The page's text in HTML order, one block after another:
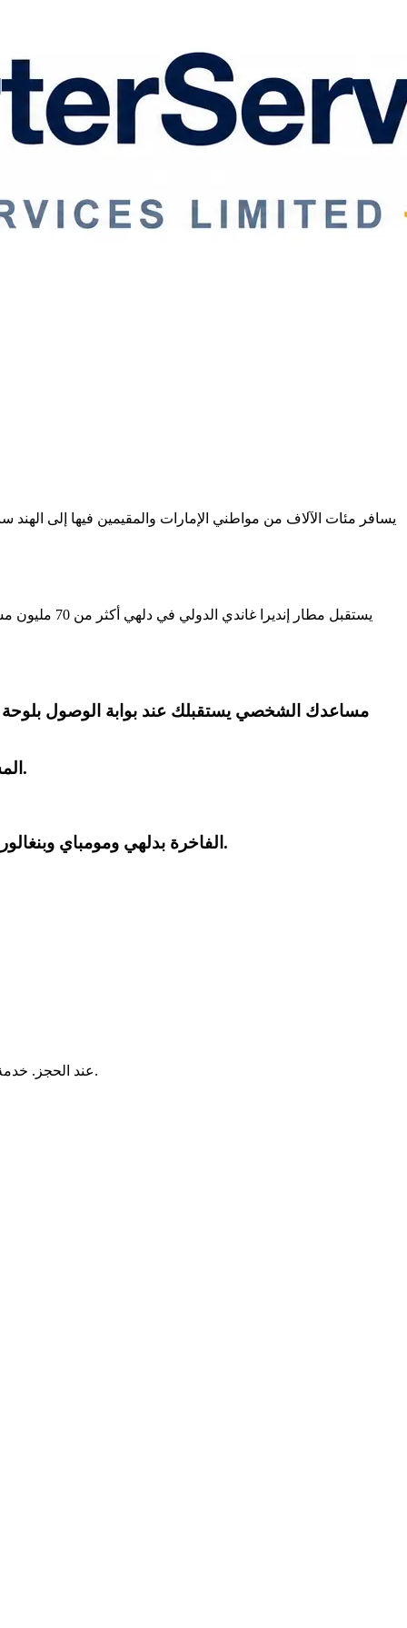
يسافر مئات الآلاف من مواطني الإمارات والمقيمين فيها إلى
المسار السريع للهجرة أولوية في طوابير جوازات السفر. وفّر ساعة كاملة من الانتظار بعد رحلة طويلة من دبي أو أبوظبي.
صالة كبار الشخصيات استرح في صالات VIP الفاخرة بدلهي ومومباي وبنغالور. وجبات مجانية، إنترنت، ودش — مثالي إذا كان لديك وقت انتظار طويل.
تُعرض الأسعار بالدرهم الإماراتي (AED) عند الحجز. خدمة الاستقبال في دلهي تبدأ من 130 درهماً. المسار السريع من 100 درهم. خدمة الحمّالين من 40 درهماً.